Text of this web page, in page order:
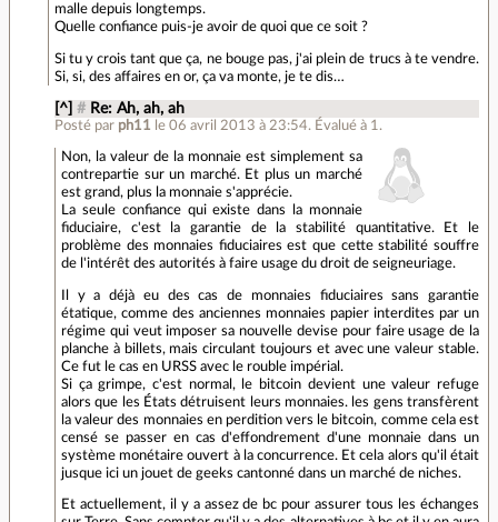
malle depuis longtemps.
Quelle confiance puis-je avoir de quoi que ce soit ?
Si tu y crois tant que ça, ne bouge pas, j'ai plein de trucs à te vendre.
Si, si, des affaires en or, ça va monte, je te dis…
[^] # Re: Ah, ah, ah
Posté par ph11 le 06 avril 2013 à 23:54. Évalué à 1 .
Non, la valeur de la monnaie est simplement sa
contrepartie sur un marché. Et plus un marché
est grand, plus la monnaie s'apprécie.
La seule confiance qui existe dans la monnaie
fiduciaire, c'est la garantie de la stabilité quantitative. Et le
problème des monnaies fiduciaires est que cette stabilité souffre
de l'intérêt des autorités à faire usage du droit de seigneuriage.
Il y a déjà eu des cas de monnaies fiduciaires sans garantie
étatique, comme des anciennes monnaies papier interdites par un
régime qui veut imposer sa nouvelle devise pour faire usage de la
planche à billets, mais circulant toujours et avec une valeur stable.
Ce fut le cas en URSS avec le rouble impérial.
Si ça grimpe, c'est normal, le bitcoin devient une valeur refuge
alors que les États détruisent leurs monnaies. les gens transfèrent
la valeur des monnaies en perdition vers le bitcoin, comme cela est
censé se passer en cas d'effondrement d'une monnaie dans un
système monétaire ouvert à la concurrence. Et cela alors qu'il était
jusque ici un jouet de geeks cantonné dans un marché de niches.
Et actuellement, il y a assez de bc pour assurer tous les échanges